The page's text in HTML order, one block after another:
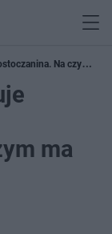
Na czym ma
ma